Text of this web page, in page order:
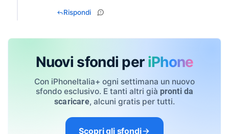
Rispondi
Nuovi sfondi per iPhone
Con iPhoneItalia+ ogni settimana un nuovo
sfondo esclusivo. E tanti altri già pronti da
scaricare, alcuni gratis per tutti.
Scopri gli sfondi